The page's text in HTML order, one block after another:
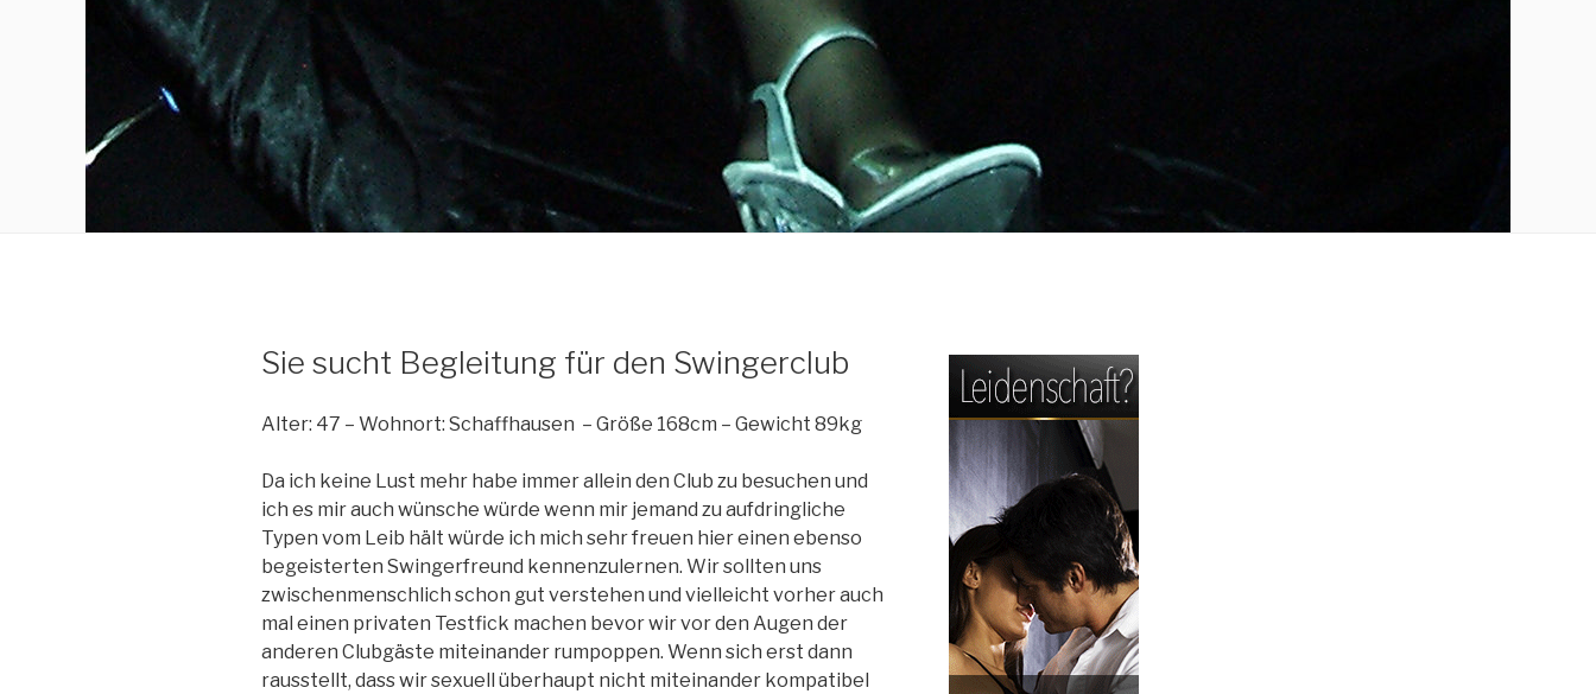
Sie sucht Begleitung für den Swingerclub
Alter: 47 – Wohnort: Schaffhausen – Größe 168cm – Gewicht 89kg
Da ich keine Lust mehr habe immer allein den Club zu besuchen und
ich es mir auch wünsche würde wenn mir jemand zu aufdringliche
Typen vom Leib hält würde ich mich sehr freuen hier einen ebenso
begeisterten Swingerfreund kennenzulernen. Wir sollten uns
zwischenmenschlich schon gut verstehen und vielleicht vorher auch
mal einen privaten Testfick machen bevor wir vor den Augen der
anderen Clubgäste miteinander rumpoppen. Wenn sich erst dann
rausstellt, dass wir sexuell überhaupt nicht miteinander kompatibel